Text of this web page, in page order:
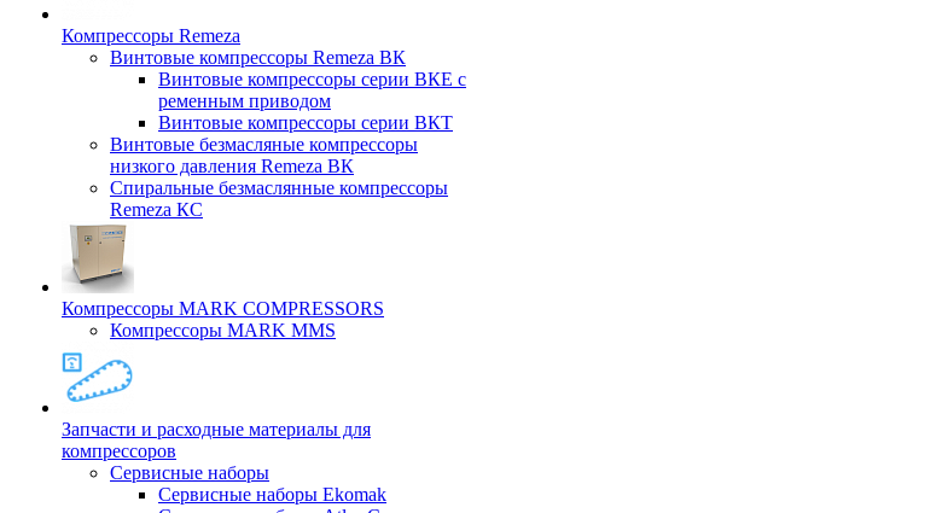
Компрессоры Remeza
Винтовые компрессоры Remeza ВК
Винтовые компрессоры серии ВКЕ с
ременным приводом
Винтовые компрессоры серии ВКТ
Винтовые безмасляные компрессоры
низкого давления Remeza ВК
Спиральные безмаслянные компрессоры
Remeza КС
Компрессоры MARK COMPRESSORS
Компрессоры MARK MMS
Запчасти и расходные материалы для
компрессоров
Cервисные наборы
Сервисные наборы Ekomak